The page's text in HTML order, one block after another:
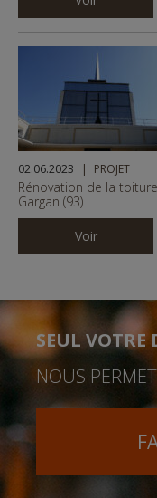
02.06.2023 PROJET
Rénovation de la
Gargan (93)
Voir
SEUL VOTRE
NOUS